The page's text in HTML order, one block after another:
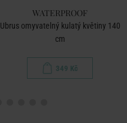
WATERPROOF
Ubrus omyvatelný kulatý květiny 140
cm
349 Kč